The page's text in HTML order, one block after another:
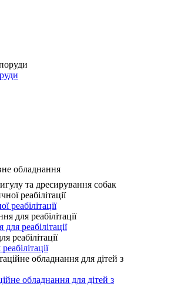
обладнання
та дресирування собак
реабілітації
реабілітації
обладнання для дітей з